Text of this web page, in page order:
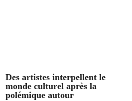
Des artistes interpellent le
monde culturel après la
polémique autour